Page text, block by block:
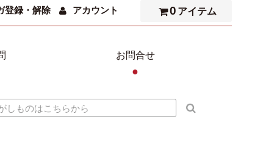
登録・解除 アカウント 0 アイテム
お問合せ
●